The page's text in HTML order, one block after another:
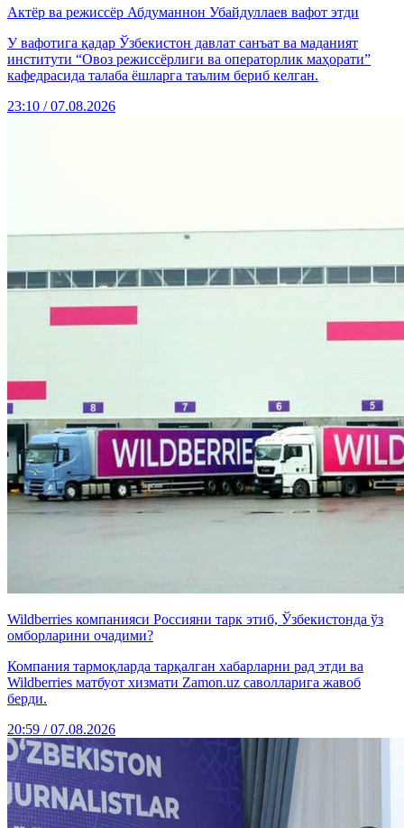
Актёр ва режиссёр Абдуманнон Убайдуллаев вафот этди
У вафотига қадар Ўзбекистон давлат санъат ва маданият
институти “Овоз режиссёрлиги ва операторлик маҳорати”
кафедрасида талаба ёшларга таълим бериб келган.
23:10 / 07.08.2026
Wildberries компанияси Россияни тарк этиб, Ўзбекистонда ўз
омборларини очадими?
Компания тармоқларда тарқалган хабарларни рад этди ва
Wildberries матбуот хизмати Zamon.uz саволларига жавоб
берди.
20:59 / 07.08.2026